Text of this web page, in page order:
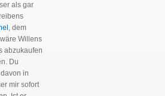
als gar
, dem
Willens
abzukaufen
Du
in
mir sofort